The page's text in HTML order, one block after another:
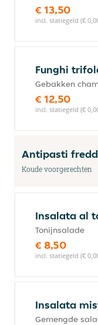
€ 13,50
incl. statiegeld (€
Funghi
Gebakken
€ 12,50
incl. statiegeld (€
Antipasti
Koude voorgerechten
Insalata al
Tonijnsalade
€ 8,50
incl. statiegeld (€
Insalata
Gemengde